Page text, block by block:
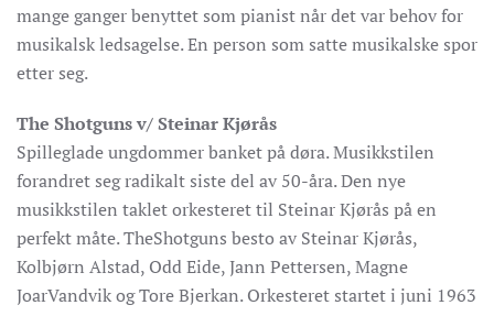
mange ganger benyttet som pianist når det var behov for
musikalsk ledsagelse. En person som satte musikalske spor
etter seg.
The Shotguns v/ Steinar Kjørås
Spilleglade ungdommer banket på døra. Musikkstilen
forandret seg radikalt siste del av 50-åra. Den nye
musikkstilen taklet orkesteret til Steinar Kjørås på en
perfekt måte. TheShotguns besto av Steinar Kjørås,
Kolbjørn Alstad, Odd Eide, Jann Pettersen, Magne
JoarVandvik og Tore Bjerkan. Orkesteret startet i juni 1963